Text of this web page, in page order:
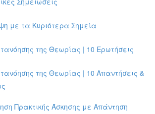
με τα Κυριότερα Σημεία
της Θεωρίας | 10 Ερωτήσεις
της Θεωρίας | 10 Απαντήσεις &
Πρακτικής Άσκησης με Απάντηση